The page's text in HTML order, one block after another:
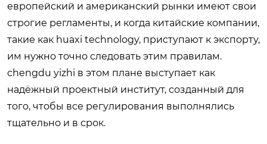
европейский и американский рынки имеют свои
строгие регламенты, и когда китайские компании,
такие как huaxi technology, приступают к экспорту,
им нужно точно следовать этим правилам.
chengdu yizhi в этом плане выступает как
надёжный проектный институт, созданный для
того, чтобы все регулирования выполнялись
тщательно и в срок.